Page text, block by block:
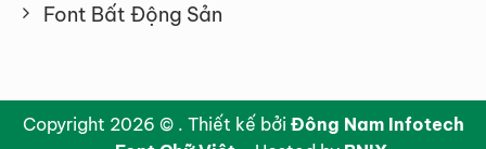
Font Bất Động Sản
Copyright 2026 © . Thiết kế bởi Đông Nam Infotech